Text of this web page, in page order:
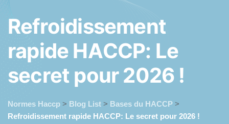
Refroidissement
rapide HACCP: Le
secret pour2026 !
Normes Haccp > Blog List > Bases du HACCP >
Refroidissement rapide HACCP: Le secret pour 2026 !